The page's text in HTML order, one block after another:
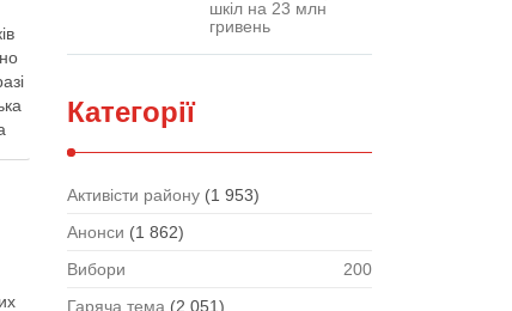
шкіл на 23 млн
гривень
Категорії
Активісти району (1 953)
Анонси (1 862)
Вибори
200
Гаряча тема (2 051)